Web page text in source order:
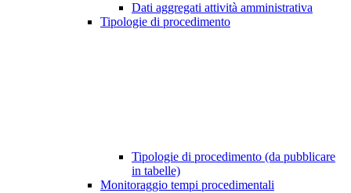
Dati aggregati attività amministrativa
Tipologie di procedimento
Tipologie di procedimento (da pubblicare
in tabelle)
Monitoraggio tempi procedimentali